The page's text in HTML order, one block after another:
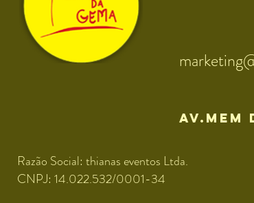
av.mem
Razão Social: thianas eventos Ltda.
CNPJ: 14.022.532/0001-34